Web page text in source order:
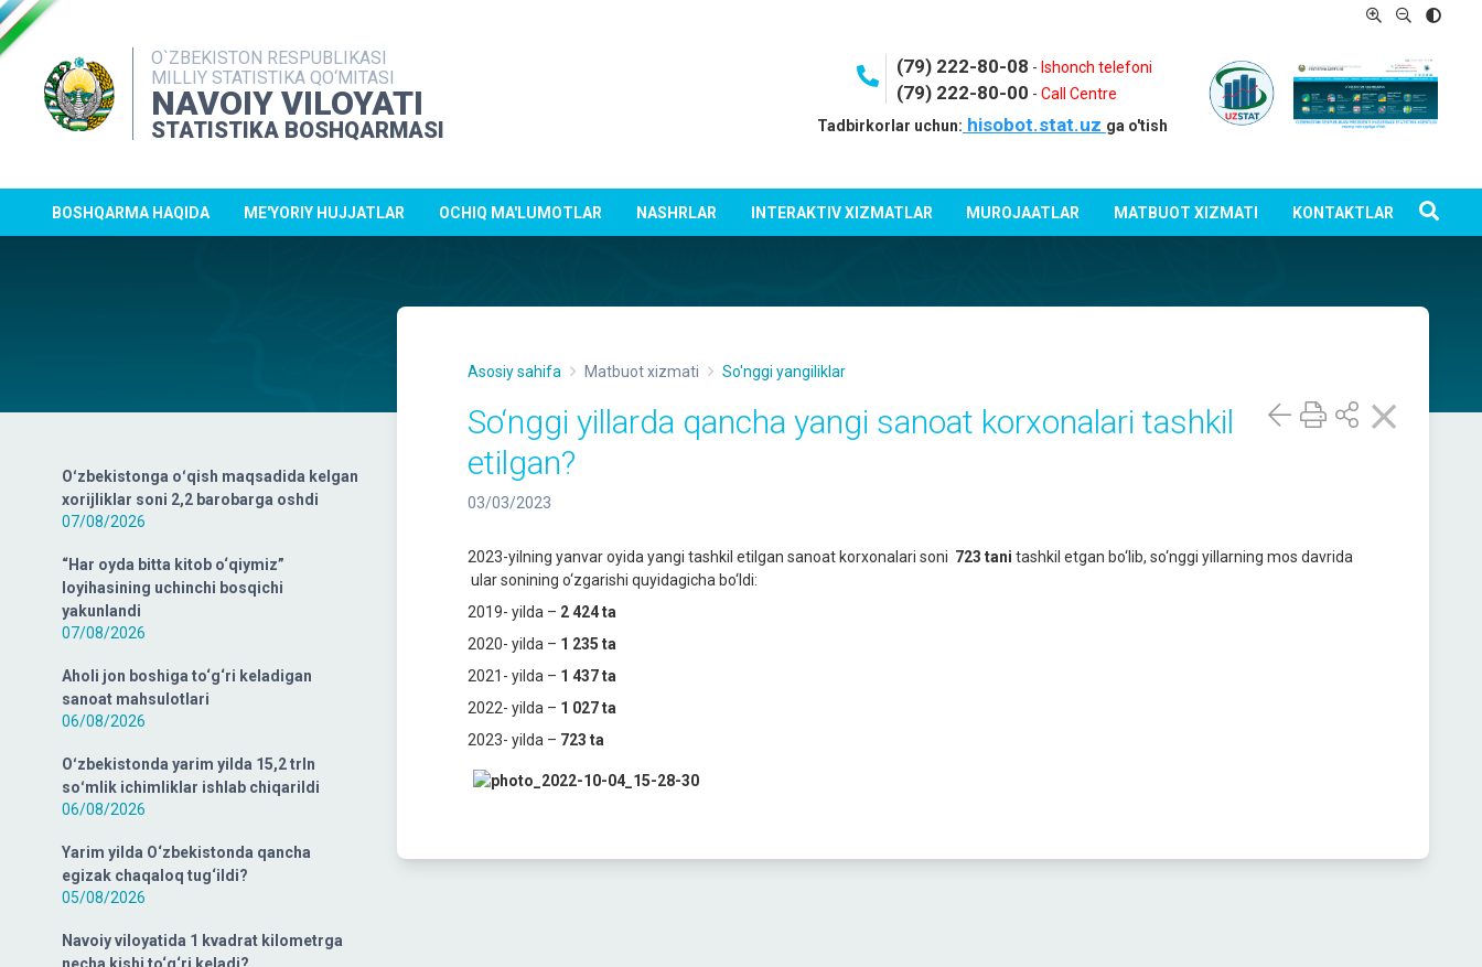
O`ZBEKISTON RESPUBLIKASI
MILLIY STATISTIKA QO‘MITASI
NAVOIY VILOYATI
STATISTIKA BOSHQARMASI
(79) 222-80-08 - Ishonch telefoni
(79) 222-80-00 -Call Centre
Tadbirkorlar uchun: hisobot.stat.uz ga o'tish
BOSHQARMA HAQIDA ME'YORIY HUJJATLAR OCHIQ MA'LUMOTLAR NASHRLAR INTERAKTIV XIZMATLAR MUROJAATLAR MATBUOT XIZMATI KONTAKTLAR
Oʻzbekistonga oʻqish maqsadida kelgan
xorijliklar soni 2,2 barobarga oshdi
07/08/2026
“Har oyda bitta kitob o‘qiymiz”
loyihasining uchinchi bosqichi
yakunlandi
07/08/2026
Aholi jon boshiga to‘g‘ri keladigan
sanoat mahsulotlari
06/08/2026
Oʻzbekistonda yarim yilda 15,2 trln
soʻmlik ichimliklar ishlab chiqarildi
06/08/2026
Yarim yilda O‘zbekistonda qancha
egizak chaqaloq tug‘ildi?
05/08/2026
Navoiy viloyatida 1 kvadrat kilometrga
Asosiy sahifa Matbuot xizmati So'nggi yangiliklar
So‘nggi yillarda qancha yangi sanoat korxonalari tashkil
etilgan?
03/03/2023
2023-yilning yanvar oyida yangi tashkil etilgan sanoat korxonalari soni 723 tani tashkil etgan bo‘lib, so‘nggi yillarning mos davrida
ular sonining o‘zgarishi quyidagiсha bo‘ldi:
2019- yilda – 2 424ta
2020- yilda – 1 235 ta
2021- yilda – 1 437ta
2022- yilda – 1 027ta
2023- yilda – 723 ta